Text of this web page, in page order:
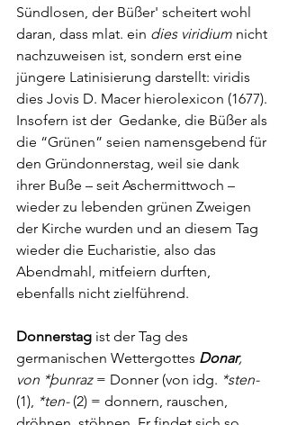
Sündlosen, der Büßer' scheitert wohl
daran, dass mlat. ein dies viridium nicht
nachzuweisen ist, sondern erst eine
jüngere Latinisierung darstellt: viridis
dies Jovis D. Macer hierolexicon (1677).
Insofern ist der  Gedanke, die Büßer als
die “Grünen” seien namensgebend für
den Gründonnerstag, weil sie dank
ihrer Buße – seit Aschermittwoch –
wieder zu lebenden grünen Zweigen
der Kirche wurden und an diesem Tag
wieder die Eucharistie, also das
Abendmahl, mitfeiern durften,
ebenfalls nicht zielführend.
Donnerstag ist der Tag des
germanischen Wettergottes Donar,
von *þunraz = Donner (von idg. *sten-
(1), *ten- (2) = donnern, rauschen,